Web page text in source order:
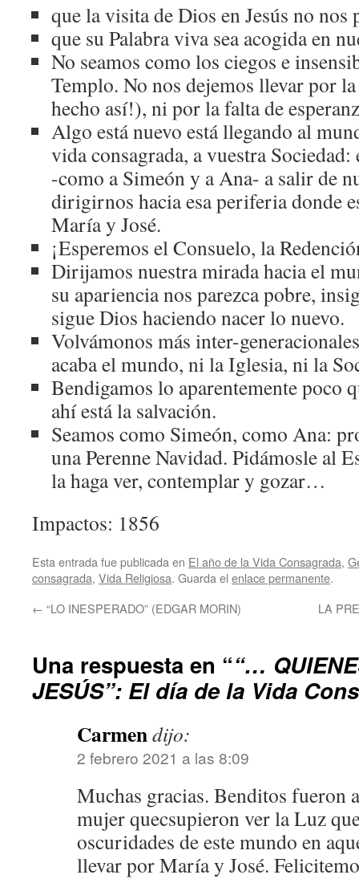
que la visita de Dios en Jesús no nos
que su Palabra viva sea acogida en
No seamos como los ciegos e
Templo. No nos dejemos llevar por
hecho así!), ni por la falta de
Algo está nuevo está llegando al
vida consagrada, a vuestra
-como a Simeón y a Ana- a salir de
dirigirnos hacia esa periferia donde
María y José.
¡Esperemos el Consuelo, la
Dirijamos nuestra mirada hacia el
su apariencia nos parezca pobre,
sigue Dios haciendo nacer lo nuevo.
Volvámonos más inter-
acaba el mundo, ni la Iglesia, ni la
Bendigamos lo aparentemente poco
ahí está la salvación.
Seamos como Simeón, como Ana:
una Perenne Navidad. Pidámosle al
la haga ver, contemplar y gozar…
Impactos: 1856
Esta entrada fue publicada en El año de la Vida Consagrada,
consagrada, Vida Religiosa. Guarda el enlace permanente.
← “LO INESPERADO” (EDGAR MORIN) LA
Una respuesta en ““…
JESÚS”: El día de la Vida
Carmendijo:
2 febrero 2021 a las 8:09
Muchas gracias. Benditos fueron
mujer quecsupieron ver la Luz
oscuridades de este mundo en
llevar por María y José.